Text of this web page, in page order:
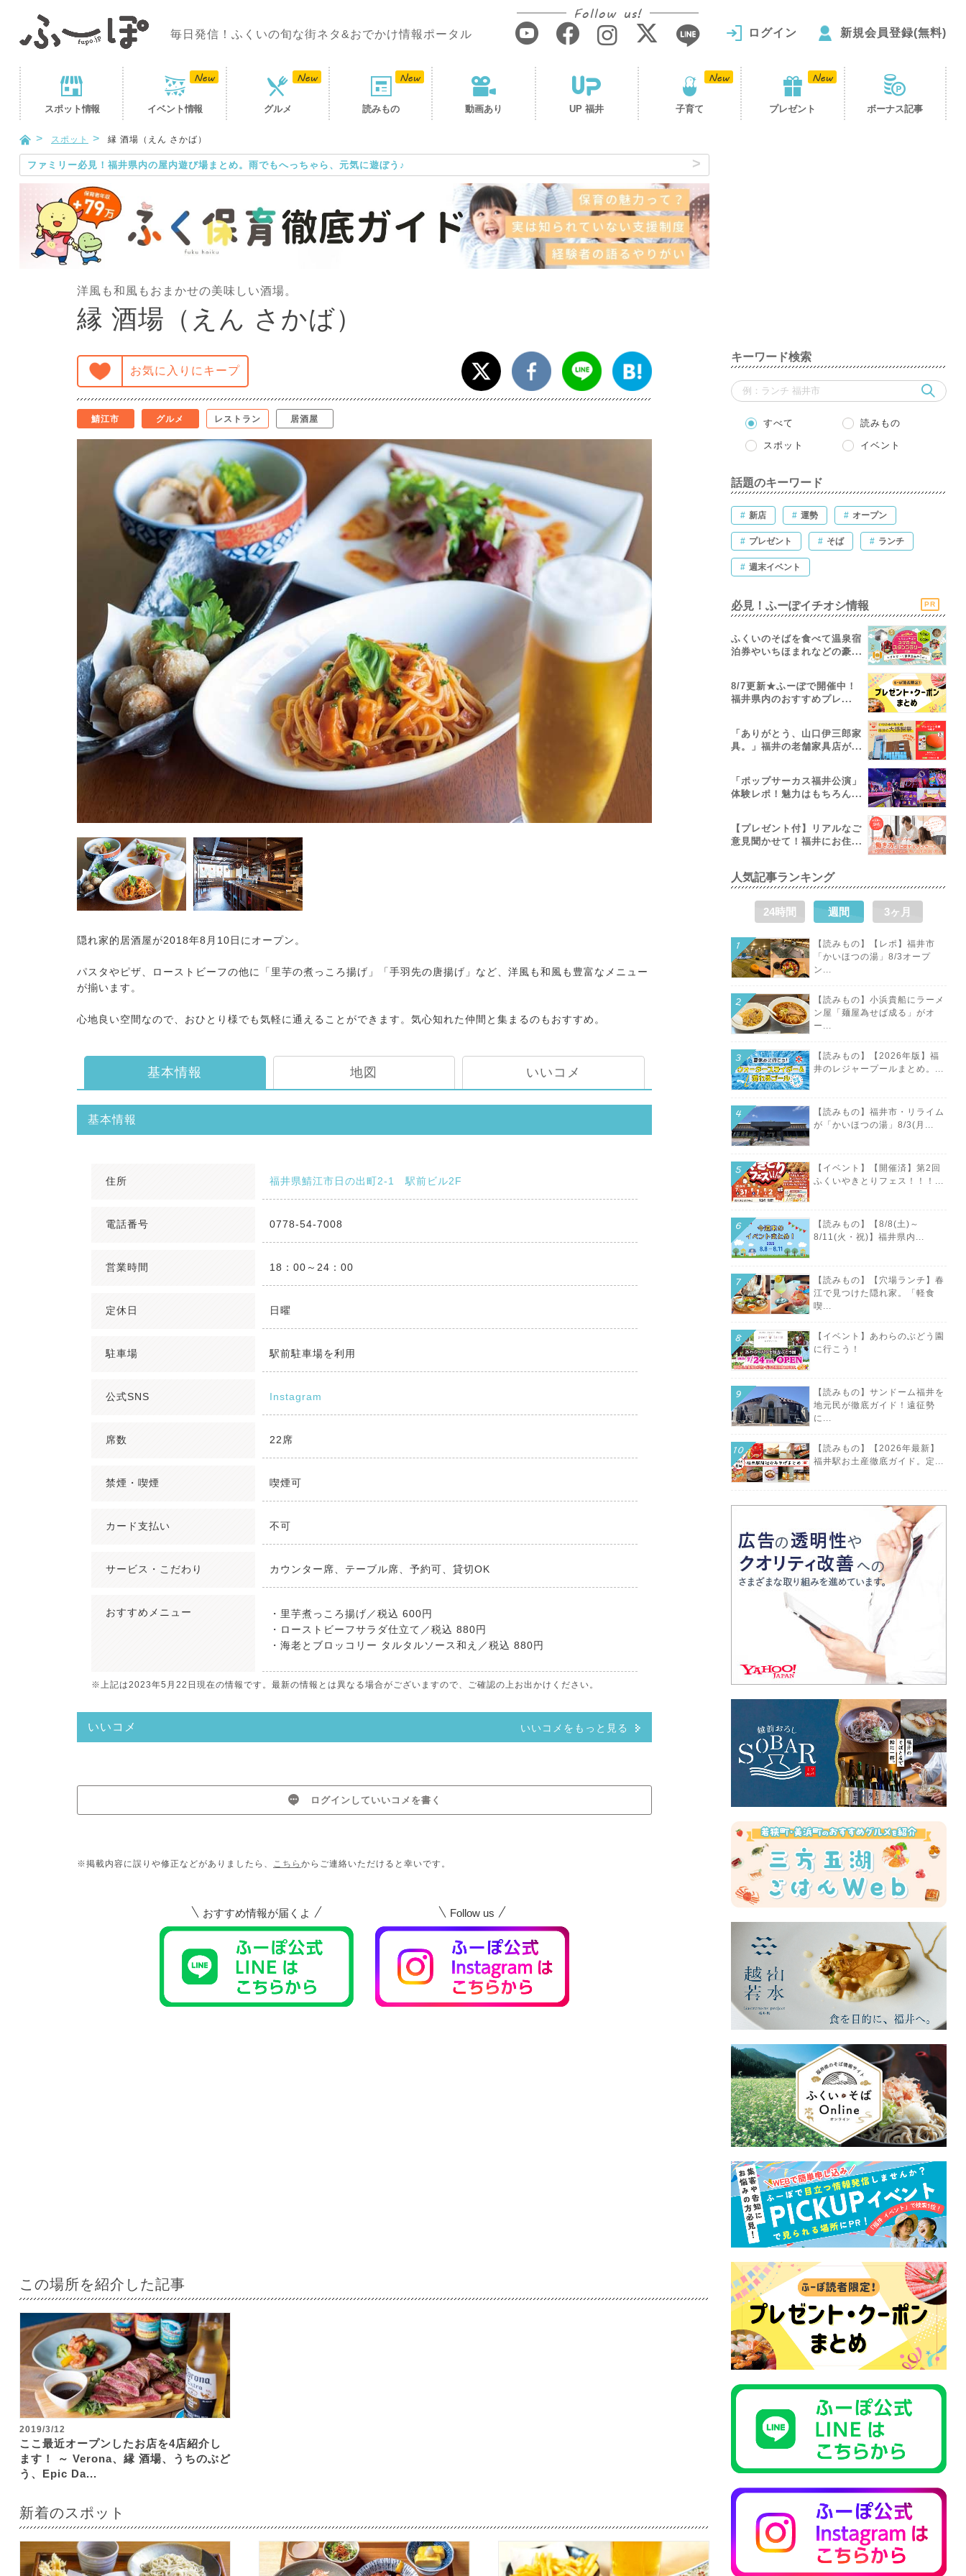
毎日発信！ふくいの旬な街ネタ&おでかけ情報ポータル
Follow us!
ログイン 新規会員登録(無料)
スポット情報 イベント情報 グルメ 読みもの 動画あり UP 福井 子育て プレゼント ボーナス記事
スポット 縁 酒場（えん さかば）
ファミリー必見！福井県内の屋内遊び場まとめ。雨でもへっちゃら、元気に遊ぼう♪
洋風も和風もおまかせの美味しい酒場。
縁 酒場（えん さかば）
お気に入りにキープ
鯖江市 グルメ レストラン 居酒屋
隠れ家的居酒屋が2018年8月10日にオープン。
パスタやピザ、ローストビーフの他に「里芋の煮っころ揚げ」「手羽先の唐揚げ」など、洋風も和風も豊富なメニュー
が揃います。
心地良い空間なので、おひとり様でも気軽に通えることができます。気心知れた仲間と集まるのもおすすめ。
基本情報 地図 いいコメ
基本情報
住所 福井県鯖江市日の出町2-1 駅前ビル2F
電話番号 0778-54-7008
営業時間 18：00～24：00
定休日 日曜
駐車場 駅前駐車場を利用
公式SNS Instagram
席数 22席
禁煙・喫煙 喫煙可
カード支払い 不可
サービス・こだわり カウンター席、テーブル席、予約可、貸切OK
おすすめ メニュー
・里芋煮っころ揚げ／税込 600円
・ローストビーフサラダ仕立て／税込 880円
・海老とブロッコリー タルタルソース和え／税込 880円
※上記は2023年5月22日現在の情報です。最新の情報とは異なる場合がございますので、ご確認の上お出かけください。
いいコメ いいコメをもっと見る
ログインしていいコメを書く
※掲載内容に誤りや修正などがありましたら、 こちら からご連絡いただけると幸いです。
おすすめ情報が届くよ Follow us
この場所を紹介した記事
2019/3/12
ここ最近オープンしたお店を4店紹介し
ます！ ～ Verona、縁 酒場、うちのぶど
う、Epic Da...
新着のスポット
キーワード検索
すべて 読みもの
スポット イベント
話題のキーワード
# 新店 # 運勢 # オープン
# プレゼント # そば # ランチ
# 週末イベント
必見！ふーぽイチオシ情報 PR
ふくいのそばを食べて温泉宿
泊券やいちほまれなどの豪...
8/7更新★ふーぽで開催中！
福井県内のおすすめプレ...
「ありがとう、山口伊三郎家
具。」福井の老舗家具店が...
「ポップサーカス福井公演」
体験レポ！魅力はもちろん...
【プレゼント付】リアルなご
意見聞かせて！福井にお住...
人気記事ランキング
24時間 週間 3ヶ月
【読みもの】【レポ】福井市
「かいほつの湯」8/3オープ
ン...
【読みもの】小浜貴船にラーメ
ン屋「麺屋為せば成る」がオ
ー...
【読みもの】【2026年版】福
井のレジャープールまとめ。...
【読みもの】福井市・リライム
が「かいほつの湯」8/3(月...
【イベント】【開催済】第2回
ふくいやきとりフェス！！！...
【読みもの】【8/8(土)～
8/11(火・祝)】福井県内...
【読みもの】【穴場ランチ】春
江で見つけた隠れ家。「軽食
喫...
【イベント】あわらのぶどう園
に行こう！
【読みもの】サンドーム福井を
地元民が徹底ガイド！遠征勢
に...
【読みもの】【2026年最新】
福井駅お土産徹底ガイド。定...